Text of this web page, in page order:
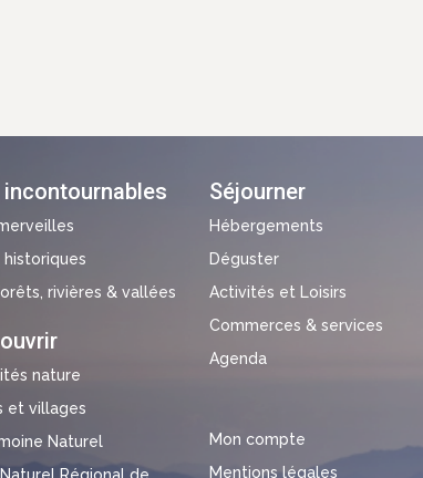
incontournables
historiques
rivières & vallées
nature
et villages
Naturel
Séjourner
Hébergements
Déguster
Activités et Loisirs
Commerces & services
Agenda
Mon compte
Mentions légales